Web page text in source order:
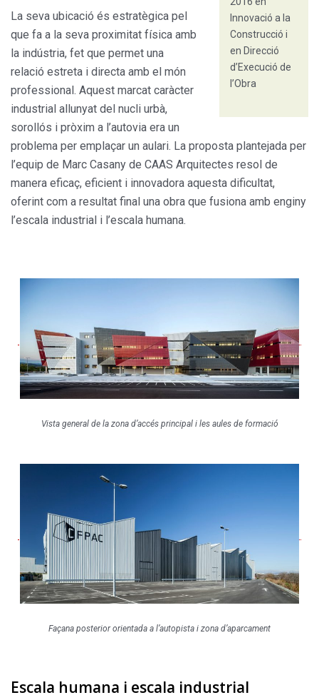
Innovació a la
Construcció i
en Direcció
d’Execució de
l’Obra
La seva ubicació és estratègica pel
que fa a la seva proximitat física amb
la indústria, fet que permet una
relació estreta i directa amb el món
professional. Aquest marcat caràc­ter
industrial allunyat del nucli urbà,
sorollós i pròxim a l’autovia era un
problema per emplaçar un aulari. La proposta plantejada per
l’equip de Marc Casany de CAAS Arquitectes resol de
manera efi­caç, eficient i innovadora aquesta dificultat,
oferint com a resultat final una obra que fusiona amb enginy
l’escala industrial i l’escala humana.
Vista general de la zona d’accés principal i les aules de formació
Façana posterior orientada a l’autopista i zona d’aparcament
Escala humana i escala industrial